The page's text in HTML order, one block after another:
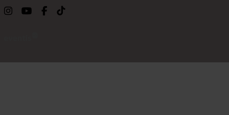
Link a instagram
Link a youtube
Link a facebook
Link a ticktok